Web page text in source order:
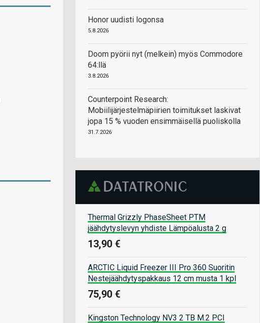
Honor uudisti logonsa
5.8.2026
Doom pyörii nyt (melkein) myös Commodore
64:llä
3.8.2026
Counterpoint Research:
Mobiilijärjestelmäpiirien toimitukset laskivat
jopa 15 % vuoden ensimmäisellä puoliskolla
31.7.2026
Thermal Grizzly PhaseSheet PTM
jäähdytyslevyn yhdiste Lämpöalusta 2 g
13,90 €
ARCTIC Liquid Freezer III Pro 360 Suoritin
Nestejäähdytyspakkaus 12 cm musta 1 kpl
75,90 €
Kingston Technology NV3 2 TB M.2 PCI